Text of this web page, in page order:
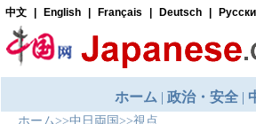
ホーム>>中日両国 >>視点